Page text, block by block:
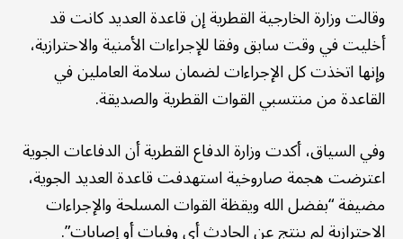
وقالت وزارة الخارجية القطرية إن قاعدة العديد كانت قد
أخليت في وقت سابق وفقا للإجراءات الأمنية والاحترازية،
وإنها اتخذت كل الإجراءات لضمان سلامة العاملين في
القاعدة من منتسبي القوات القطرية والصديقة.
وفي السياق، أكدت وزارة الدفاع القطرية أن الدفاعات الجوية
اعترضت هجمة صاروخية استهدفت قاعدة العديد الجوية،
مضيفة “بفضل الله ويقظة القوات المسلحة والإجراءات
الاحترازية لم ينتج عن الحادث أي وفيات أو إصابات”.